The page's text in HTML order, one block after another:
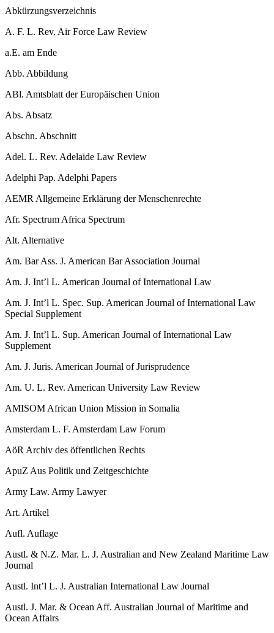
Abkürzungsverzeichnis
A. F. L. Rev. Air Force Law Review
a.E. am Ende
Abb. Abbildung
ABl. Amtsblatt der Europäischen Union
Abs. Absatz
Abschn. Abschnitt
Adel. L. Rev. Adelaide Law Review
Adelphi Pap. Adelphi Papers
AEMR Allgemeine Erklärung der Menschenrechte
Afr. Spectrum Africa Spectrum
Alt. Alternative
Am. Bar Ass. J. American Bar Association Journal
Am. J. Int’l L. American Journal of International Law
Am. J. Int’l L. Spec. Sup. American Journal of International Law
Special Supplement
Am. J. Int’l L. Sup. American Journal of International Law
Supplement
Am. J. Juris. American Journal of Jurisprudence
Am. U. L. Rev. American University Law Review
AMISOM African Union Mission in Somalia
Amsterdam L. F. Amsterdam Law Forum
AöR Archiv des öffentlichen Rechts
ApuZ Aus Politik und Zeitgeschichte
Army Law. Army Lawyer
Art. Artikel
Aufl. Auflage
Austl. & N.Z. Mar. L. J. Australian and New Zealand Maritime Law
Journal
Austl. Int’l L. J. Australian International Law Journal
Austl. J. Mar. & Ocean Aff. Australian Journal of Maritime and
Ocean Affairs